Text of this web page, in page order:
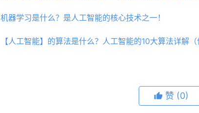
机器学习是什么？是人工智能的核心技术之一！
【人工智能】的算法是什么？人工智能的10大算法详解（
赞 (0)